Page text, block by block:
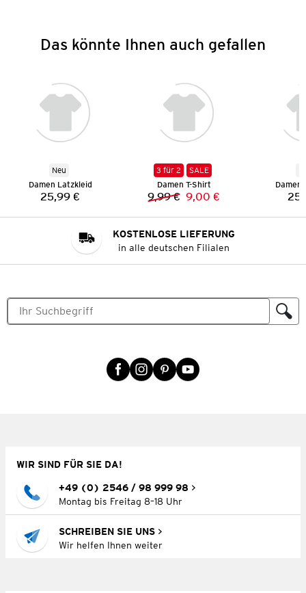
Das könnte Ihnen auch gefallen
Neu
Damen Latzkleid
Preis:
25,99 €
3 für 2
SALE
Damen T-Shirt
Vorheriger Preis:
9,99 € Neuer Preis:
9,00 €
Damen
KOSTENLOSE LIEFERUNG
in alle deutschen Filialen
WIR SIND FÜR SIE DA!
+49 (0) 2546 / 98 999 98
Montag bis Freitag 8–18 Uhr
SCHREIBEN SIE UNS
Wir helfen Ihnen weiter